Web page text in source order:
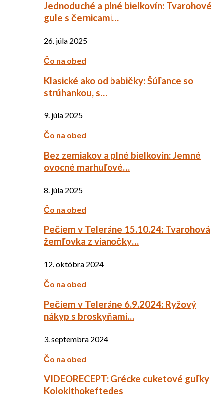
Jednoduché a plné bielkovín: Tvarohové
gule s černicami…
26. júla 2025
Čo na obed
Klasické ako od babičky: Šúľance so
strúhankou, s…
9. júla 2025
Čo na obed
Bez zemiakov a plné bielkovín: Jemné
ovocné marhuľové…
8. júla 2025
Čo na obed
Pečiem v Teleráne 15.10.24: Tvarohová
žemľovka z vianočky…
12. októbra 2024
Čo na obed
Pečiem v Teleráne 6.9.2024: Ryžový
nákyp s broskyňami…
3. septembra 2024
Čo na obed
VIDEORECEPT: Grécke cuketové guľky
Kolokithokeftedes